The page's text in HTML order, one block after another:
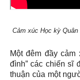
Cảm xúc Học kỳ
Một đêm đầy
đình” các chiến sĩ
thuận của một